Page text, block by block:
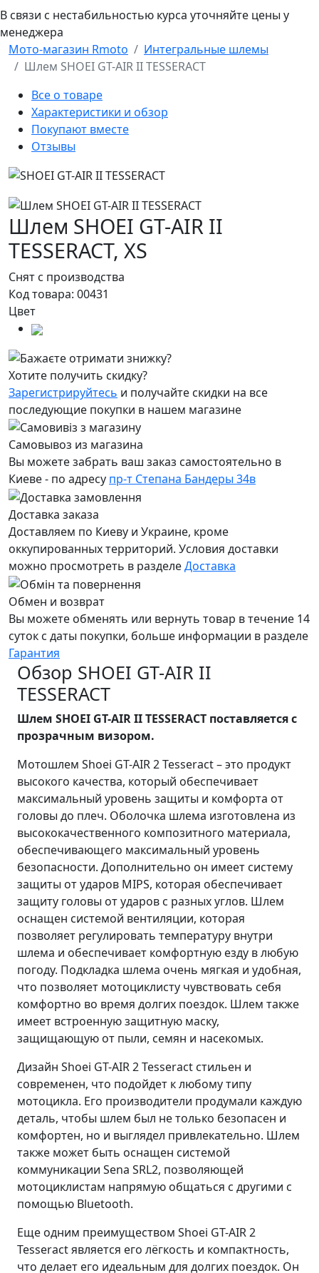
В связи с нестабильностью курса уточняйте цены у
менеджера
Мото-магазин Rmoto
Интегральные шлемы
Шлем SHOEI GT-AIR II TESSERACT
Все о товаре
Характеристики и обзор
Покупают вместе
Отзывы
Шлем SHOEI GT-AIR II
TESSERACT, XS
Снят с производства
Код товара: 00431
Цвет
Хотите получить скидку?
Зарегистрируйтесь и получайте скидки на все
последующие покупки в нашем магазине
Самовывоз из магазина
Вы можете забрать ваш заказ самостоятельно в
Киеве - по адресу пр-т Степана Бандеры 34в
Доставка заказа
Доставляем по Киеву и Украине, кроме
оккупированных территорий. Условия доставки
можно просмотреть в разделеДоставка
Обмен и возврат
Вы можете обменять или вернуть товар в течение 14
суток с даты покупки, больше информации в разделе
Гарантия
Обзор SHOEI GT-AIR II
TESSERACT
Шлем SHOEI GT-AIR II TESSERACT поставляется с
прозрачным визором.
Мотошлем Shoei GT-AIR 2 Tesseract – это продукт
высокого качества, который обеспечивает
максимальный уровень защиты и комфорта от
головы до плеч. Оболочка шлема изготовлена из
высококачественного композитного материала,
обеспечивающего максимальный уровень
безопасности. Дополнительно он имеет систему
защиты от ударов MIPS, которая обеспечивает
защиту головы от ударов с разных углов. Шлем
оснащен системой вентиляции, которая
позволяет регулировать температуру внутри
шлема и обеспечивает комфортную езду в любую
погоду. Подкладка шлема очень мягкая и удобная,
что позволяет мотоциклисту чувствовать себя
комфортно во время долгих поездок. Шлем также
имеет встроенную защитную маску,
защищающую от пыли, семян и насекомых.
Дизайн Shoei GT-AIR 2 Tesseract стильен и
современен, что подойдет к любому типу
мотоцикла. Его производители продумали каждую
деталь, чтобы шлем был не только безопасен и
комфортен, но и выглядел привлекательно. Шлем
также может быть оснащен системой
коммуникации Sena SRL2, позволяющей
мотоциклистам напрямую общаться с другими с
помощью Bluetooth.
Еще одним преимуществом Shoei GT-AIR 2
Tesseract является его лёгкость и компактность,
что делает его идеальным для долгих поездок. Он